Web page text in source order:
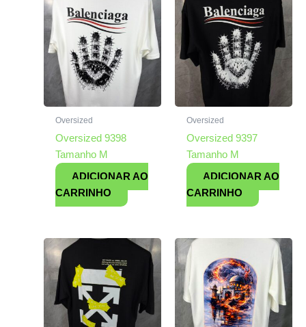
Oversized
Oversized 9398
Tamanho M
ADICIONAR AO
CARRINHO
Oversized
Oversized 9397
Tamanho M
ADICIONAR AO
CARRINHO